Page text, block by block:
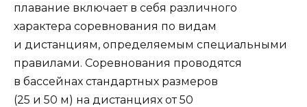
плавание включает в себя различного
характера соревнования по видам
и дистанциям, определяемым специальными
правилами. Соревнования проводятся
в бассейнах стандартных размеров
(25 и 50 м) на дистанциях от 50